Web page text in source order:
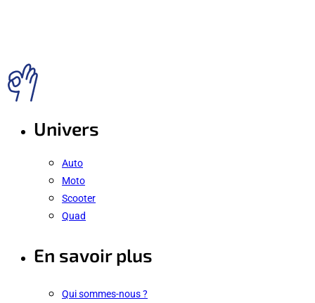
Univers
Auto
Moto
Scooter
Quad
En savoir plus
Qui sommes-nous ?